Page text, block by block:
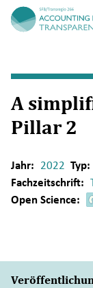
TRR266
A
Pillar 2
Jahr: 2022 Typ:
Fachzeitschrift:
Open Science: